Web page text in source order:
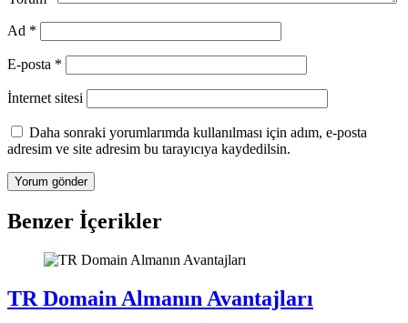
Ad *
E-posta *
İnternet sitesi
Daha sonraki yorumlarımda kullanılması için adım, e-posta
adresim ve site adresim bu tarayıcıya kaydedilsin.
Benzer İçerikler
TR Domain Almanın Avantajları